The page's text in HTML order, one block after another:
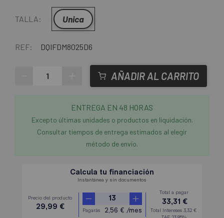
TALLA: Unica
REF: DQIFDM8025D6
AÑADIR AL CARRITO
ENTREGA EN 48 HORAS
Excepto últimas unidades o productos en liquidación.
Consultar tiempos de entrega estimados al elegir
método de envío.